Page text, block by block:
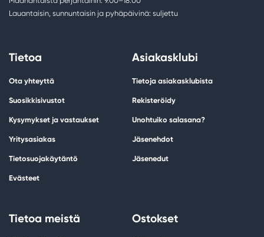
Lauantaisin, sunnuntaisin ja pyhäpäivinä: suljettu
Tietoa
Ota yhteyttä
Suosikkisivustot
Kysymykset ja vastaukset
Yritysasiakas
Tietosuojakäytäntö
Evästeet
Asiakasklubi
Tietoja asiakasklubista
Rekisteröidy
Unohtuiko salasana?
Jäsenehdot
Jäsenedut
Tietoa meistä Ostokset